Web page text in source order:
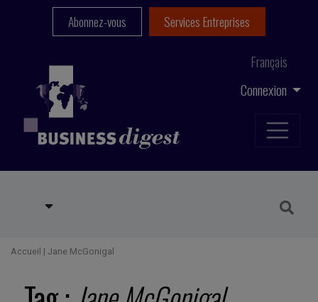
Connexion
Français
Abonnez-vous Services Entreprises
Accueil | Jane McGonigal